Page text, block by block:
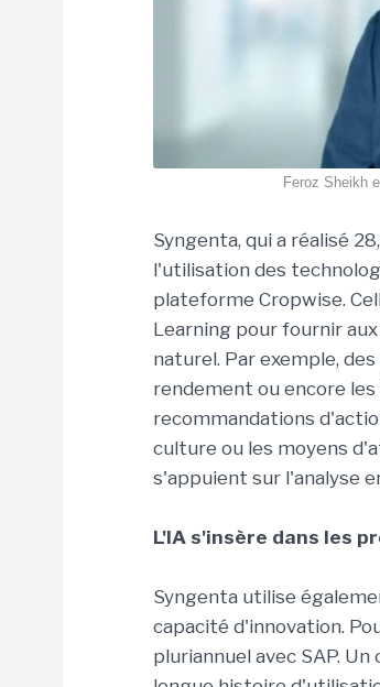
Feroz Sheikh
Syngenta, qui a réalisé
l'utilisation des
plateforme Cropwise.
Learning pour fournir
naturel. Par exemple,
rendement ou encore
recommandations
culture ou les moyens
s'appuient sur l'analyse
L'IA s'insère dans les
Syngenta utilise
capacité d'innovation.
pluriannuel avec SAP.